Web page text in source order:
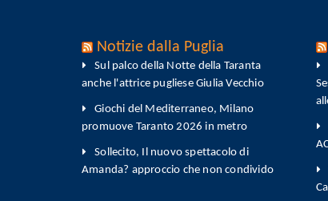
Notizie dalla Puglia
Sul palco della Notte della Taranta
anche l'attrice pugliese Giulia Vecchio
Giochi del Mediterraneo, Milano
promuove Taranto 2026 in metro
Sollecito, Il nuovo spettacolo di
Amanda? approccio che non condivido